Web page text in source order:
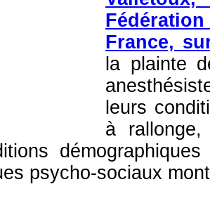
France,
la plainte
leurs
à
psycho-sociaux